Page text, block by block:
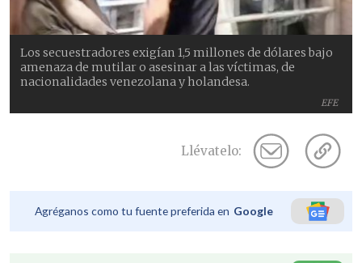
EFE
Los secuestradores exigían 1,5 millones de dólares bajo
amenaza de mutilar o asesinar a las víctimas, de
nacionalidades venezolana y holandesa.
Llévatelo:
Agréganos como tu fuente preferida en Google